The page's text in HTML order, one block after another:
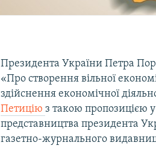
Президента України Петра
«Про створення вільної
здійснення економічної
Петиціюз такою пропозицією у
представництва президента
газетно-журнального